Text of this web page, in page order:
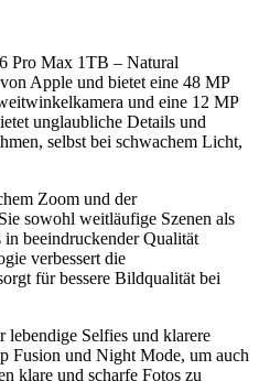
Pro Max 1TB – Natural
Apple und bietet eine 48 MP
und eine 12 MP
unglaubliche Details und
selbst bei schwachem Licht,
Zoom und der
sowohl weitläufige Szenen als
in beeindruckender Qualität
verbessert die
für bessere Bildqualität bei
Selfies und klarere
Fusion und Night Mode, um auch
klare und scharfe Fotos zu